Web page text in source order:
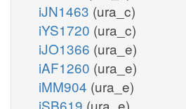
iJN1463 (ura_c)
iYS1720 (ura_c)
iJO1366 (ura_e)
iAF1260 (ura_e)
iMM904 (ura_e)
iSB619 (ura_e)